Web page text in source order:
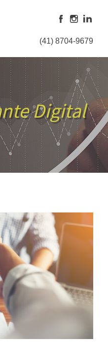
(41) 8704-9679
Digital